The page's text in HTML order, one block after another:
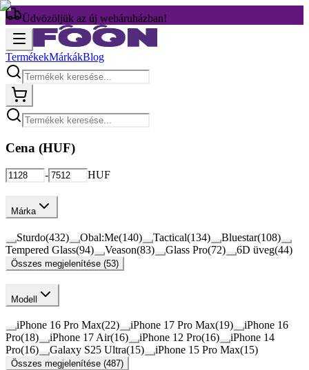
Üdvözöljük az új webáruházban!
TermékekMárkákBlog
Cena (HUF)
- HUF
Márka
Sturdo(432) Obal:Me(140) Tactical(134) Bluestar(108)
Tempered Glass(94) Veason(83) Glass Pro(72) 6D üveg(44)
Összes megjelenítése (53)
Modell
iPhone 16 Pro Max(22) iPhone 17 Pro Max(19)
iPhone 16
Pro(18) iPhone 17 Air(16) iPhone 12 Pro(16)
iPhone 14
Pro(16) Galaxy S25 Ultra(15) iPhone 15 Pro Max(15)
Összes megjelenítése (487)